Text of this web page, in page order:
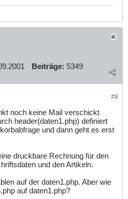
Beiträge: 5349
#8
noch keine Mail verschickt
header(daten1.php) definiert
und dann geht es erst
druckbare Rechnung für den
und den Artikeln.
auf der daten1.php. Aber wie
auf daten1.php?